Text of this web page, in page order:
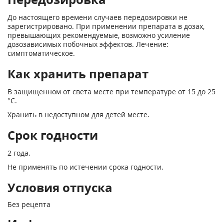
До настоящего времени случаев передозировки не
зарегистрировано. При применении препарата в дозах,
превышающих рекомендуемые, возможно усиление
дозозависимых побочных эффектов. Лечение:
симптоматическое.
Как хранить препарат
В защищенном от света месте при температуре от 15 до 25
°С.
Хранить в недоступном для детей месте.
Срок годности
2 года.
Не применять по истечении срока годности.
Условия отпуска
Без рецепта